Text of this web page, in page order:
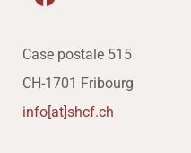
Case postale 515
CH-1701 Fribourg
info[at]shcf.ch